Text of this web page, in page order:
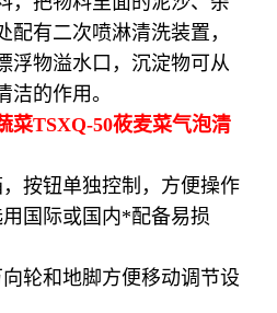
配有二次喷淋清洗装置，
浮物溢水口，沉淀物可从
洁的作用。
菜TSXQ-50莜麦菜气泡清
钮单独控制，方便操作
国际或国内*配备易损
和地脚方便移动调节设